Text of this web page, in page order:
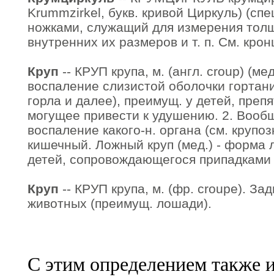
Krummzirkel, букв. кривой Циркуль)
ножками, служащий для измерения
внутренних их размеров и т. п. См.
Круп -- КРУП крупа, м. (англ. croup)
воспаление слизистой оболочки
горла и далее), преимущ. у детей,
могущее привести к удушению. 2.
воспаление какого-н. органа (см.
кишечный. Ложный круп (мед.) - форма
детей, сопровождающегося
Круп -- КРУП крупа, м. (фр. croupe).
животных (преимущ. лошади).
С этим определением также